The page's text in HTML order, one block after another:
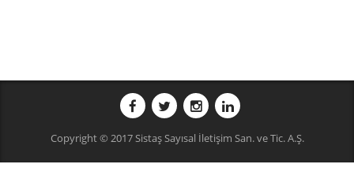
Copyright © 2017 Sistaş Sayısal İletişim San. ve Tic. A.Ş.